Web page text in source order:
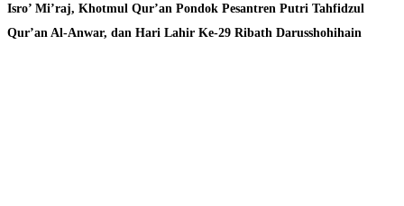
Isro’ Mi’raj, Khotmul Qur’an Pondok Pesantren Putri Tahfidzul
Qur’an Al-Anwar, dan Hari Lahir Ke-29 Ribath Darusshohihain